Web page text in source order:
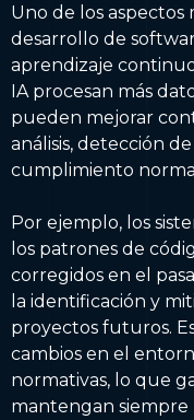
Uno de los aspectos
desarrollo de
aprendizaje
IA procesan más
pueden mejorar
análisis, detección
cumplimiento
Por ejemplo, los
los patrones de
corregidos en el
la identificación y
proyectos futuros.
cambios en el
normativas, lo que
mantengan